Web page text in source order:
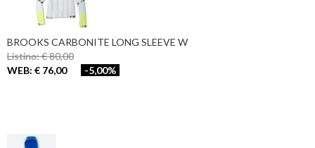
BROOKS CARBONITE LONG SLEEVE W
Listino: € 80,00
WEB: € 76,00
-5,00%